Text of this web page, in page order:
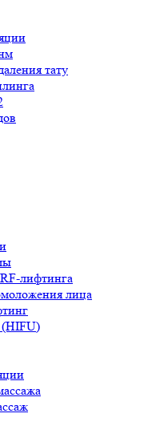
тату
лифтинга
лица
(HIFU)